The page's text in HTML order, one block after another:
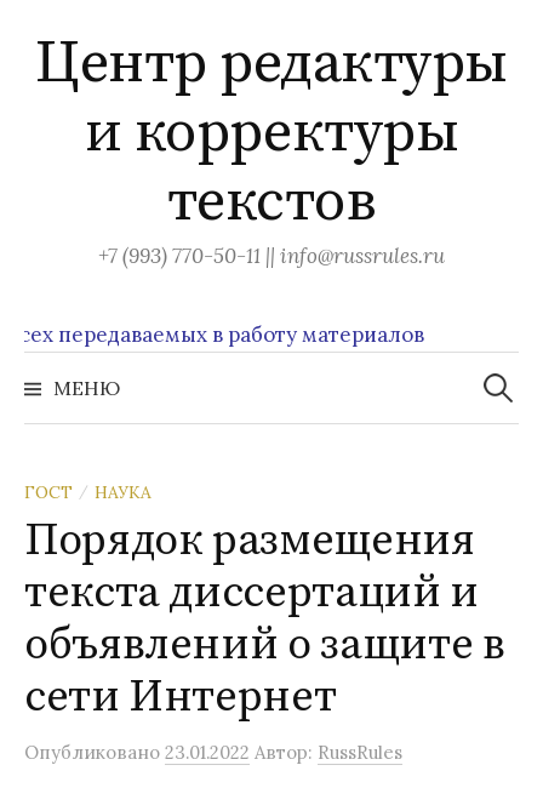
содержимому
Центр редактуры
и корректуры
текстов
+7 (993) 770-50-11 || info@russrules.ru
передаваемых в работу материалов
МЕНЮ
Найти:
ГОСТ / НАУКА
Порядок размещения
текста диссертаций и
объявлений о защите в
сети Интернет
Опубликовано 23.01.2022 Автор: RussRules